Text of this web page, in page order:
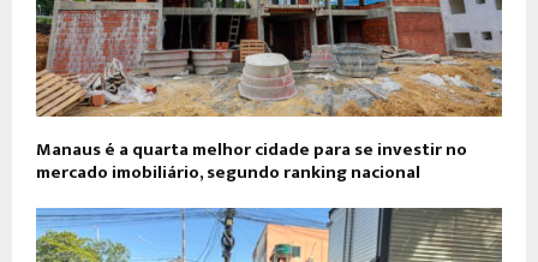
Manaus é a quarta melhor cidade para se investir no
mercado imobiliário, segundo ranking nacional